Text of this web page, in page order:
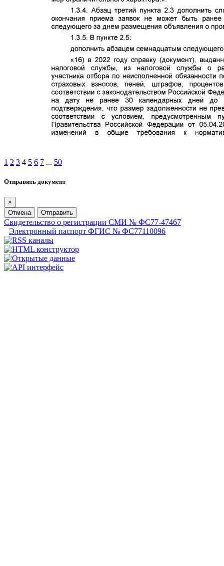
1 2 3 4 5 6 7 ... 50
Отправить документ
×
Отмена
Отправить
Свидетельство о регистрации СМИ № ФС77-47467
Электронный паспорт ФГИС № ФС77110096